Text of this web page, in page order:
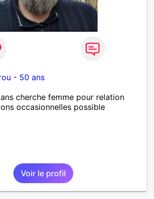
- 50 ans
cherche femme pour relation
occasionnelles possible
Voir le profil